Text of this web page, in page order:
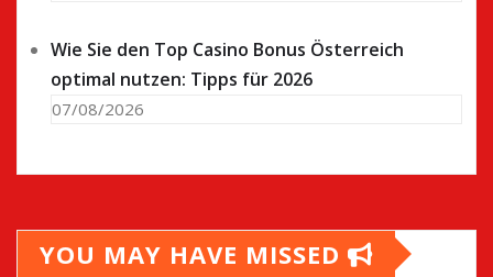
Wie Sie den Top Casino Bonus Österreich
optimal nutzen: Tipps für 2026
07/08/2026
YOU MAY HAVE MISSED